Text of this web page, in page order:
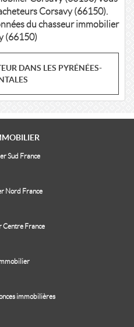
Corsavy (66150).
du chasseur immobilier
(66150)
DANS LES PYRÉNÉES-
Sud France
Nord France
Centre France
immobilières